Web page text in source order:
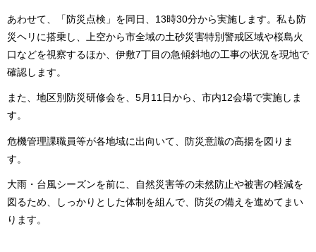
あわせて、「防災点検」を同日、13時30分から実施します。私も防
災ヘリに搭乗し、上空から市全域の土砂災害特別警戒区域や桜島火
口などを視察するほか、伊敷7丁目の急傾斜地の工事の状況を現地で
確認します。
また、地区別防災研修会を、5月11日から、市内12会場で実施しま
す。
危機管理課職員等が各地域に出向いて、防災意識の高揚を図りま
す。
大雨・台風シーズンを前に、自然災害等の未然防止や被害の軽減を
図るため、しっかりとした体制を組んで、防災の備えを進めてまい
ります。